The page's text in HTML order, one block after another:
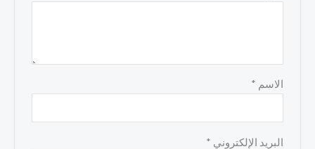
الاسم *
البريد الإلكتروني *